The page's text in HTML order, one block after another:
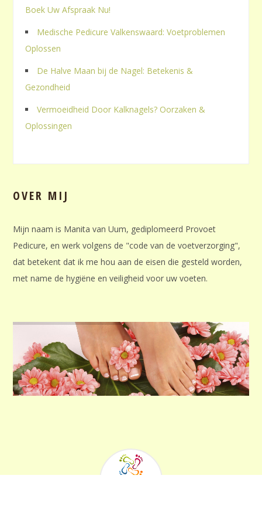
Boek Uw Afspraak Nu!
Medische Pedicure Valkenswaard: Voetproblemen
Oplossen
De Halve Maan bij de Nagel: Betekenis &
Gezondheid
Vermoeidheid Door Kalknagels? Oorzaken &
Oplossingen
OVER MIJ
Mijn naam is Manita van Uum, gediplomeerd Provoet
Pedicure, en werk volgens de "code van de voetverzorging",
dat betekent dat ik me hou aan de eisen die gesteld worden,
met name de hygiëne en veiligheid voor uw voeten.